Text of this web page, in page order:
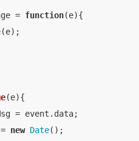
=
function(e){
(e){
= event.data;
new Date();